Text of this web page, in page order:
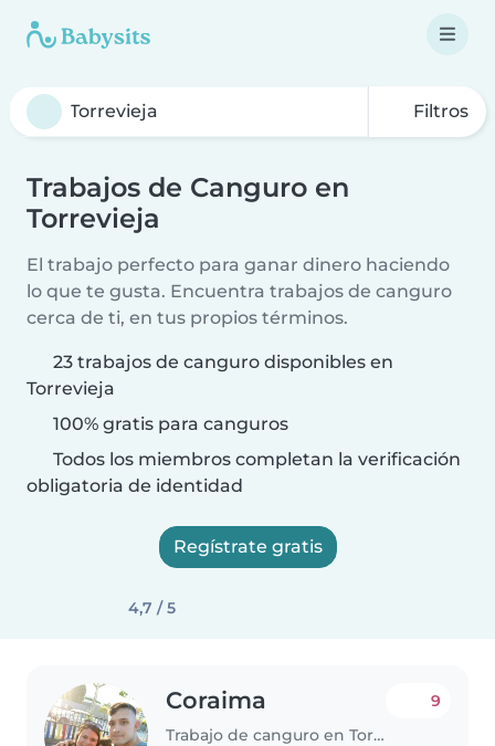
Filtros
Trabajos de Canguro en
Torrevieja
El trabajo perfecto para ganar dinero haciendo
lo que te gusta. Encuentra trabajos de canguro
cerca de ti, en tus propios términos.
23 trabajos de canguro disponibles en
Torrevieja
100% gratis para canguros
Todos los miembros completan la verificación
obligatoria de identidad
Regístrate gratis
4,7 / 5
Coraima
Trabajo de canguro en Torrevieja
9